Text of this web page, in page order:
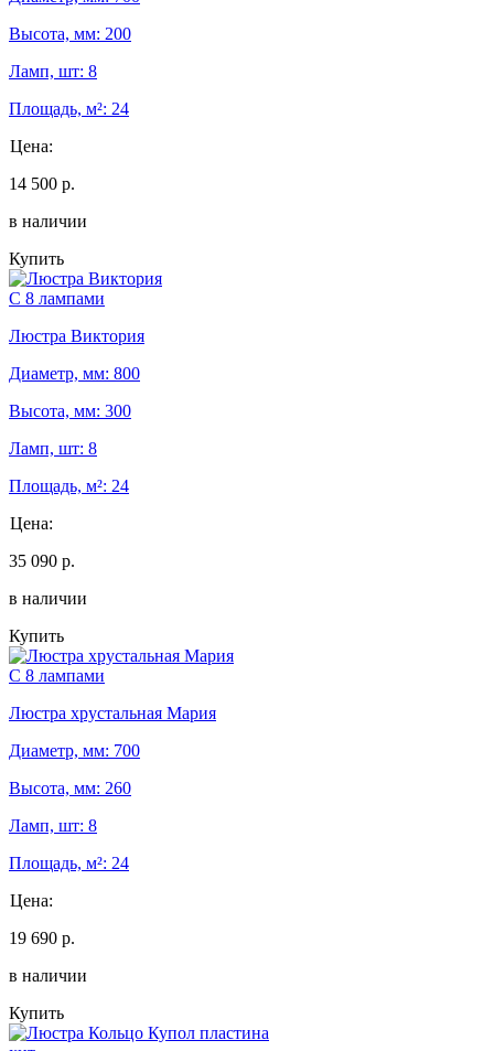
Высота, мм: 200
Ламп, шт: 8
Площадь, м²: 24
Цена:
14 500 р.
в наличии
Купить
С 8 лампами
Люстра Виктория
Диаметр, мм: 800
Высота, мм: 300
Ламп, шт: 8
Площадь, м²: 24
Цена:
35 090 р.
в наличии
Купить
С 8 лампами
Люстра хрустальная Мария
Диаметр, мм: 700
Высота, мм: 260
Ламп, шт: 8
Площадь, м²: 24
Цена:
19 690 р.
в наличии
Купить